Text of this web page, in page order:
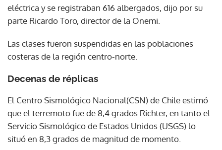
eléctrica y se registraban 616 albergados, dijo por su
parte Ricardo Toro, director de la Onemi.
Las clases fueron suspendidas en las poblaciones
costeras de la región centro-norte.
Decenas de réplicas
El Centro Sismológico Nacional(CSN) de Chile estimó
que el terremoto fue de 8,4 grados Richter, en tanto el
Servicio Sismológico de Estados Unidos (USGS) lo
situó en 8,3 grados de magnitud de momento.